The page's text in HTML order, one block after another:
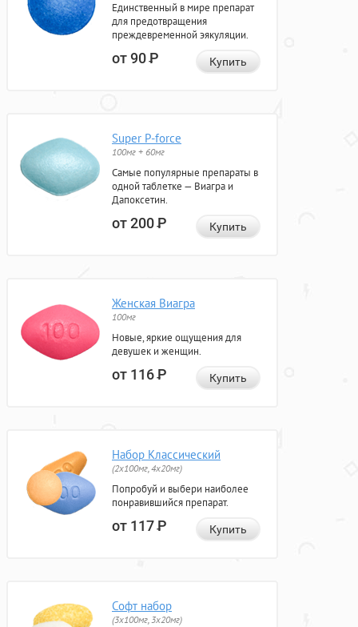
Единственный в мире препарат
для предотвращения
преждевременной эякуляции.
от 90Р Купить
Super P-force
100мг + 60мг
Самые популярные препараты в
одной таблетке — Виагра и
Дапоксетин.
от 200Р Купить
Женская Виагра
100мг
Новые, яркие ощущения для
девушек и женщин.
от 116Р Купить
Набор Классический
(2x100мг, 4x20мг)
Попробуй и выбери наиболее
понравившийся препарат.
от 117Р Купить
Софт набор
(3x100мг, 3x20мг)